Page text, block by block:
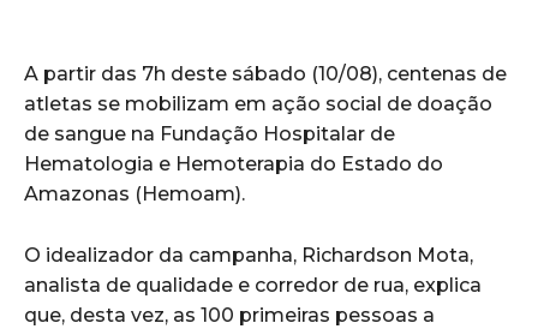
A partir das 7h deste sábado (10/08), centenas de
atletas se mobilizam em ação social de doação
de sangue na Fundação Hospitalar de
Hematologia e Hemoterapia do Estado do
Amazonas (Hemoam).
O idealizador da campanha, Richardson Mota,
analista de qualidade e corredor de rua, explica
que, desta vez, as 100 primeiras pessoas a